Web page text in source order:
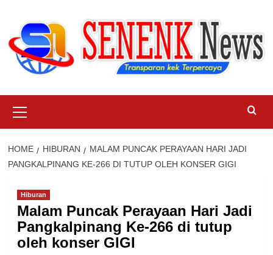
content
Menu
HOME HIBURAN
MALAM PUNCAK PERAYAAN HARI JADI
PANGKALPINANG KE-266 DI TUTUP OLEH KONSER GIGI
Hiburan
Malam Puncak Perayaan Hari Jadi
Pangkalpinang Ke-266 di tutup
oleh konser GIGI